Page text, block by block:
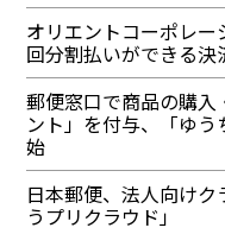
オリエントコーポレ
回分割払いができる
郵便窓口で商品の購
ント」を付与、「ゆ
始
日本郵便、法人向け
うプリクラウド」